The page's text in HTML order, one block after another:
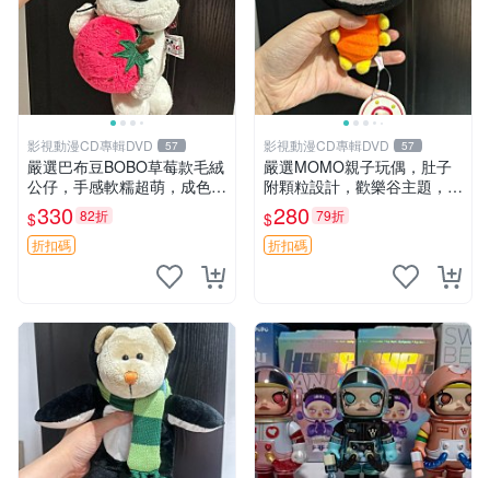
影視動漫CD專輯DVD 57
嚴選巴布豆BOBO草莓款毛絨
公仔，手感軟糯超萌，成色優
良適合作為收藏品或包包配
飾。可視頻確認詳情。 巴布
豆 BOBO 草莓 毛絨公仔 收藏
$330 82折
折扣碼
影視動漫CD專輯DVD 57
嚴選MOMO親子玩偶，肚子
附顆粒設計，歡樂谷主題，成
色清晰可視頻確認。歡樂購不
停！ 點點玩偶 歡樂谷 肚子帶
顆粒
$280 79折
折扣碼